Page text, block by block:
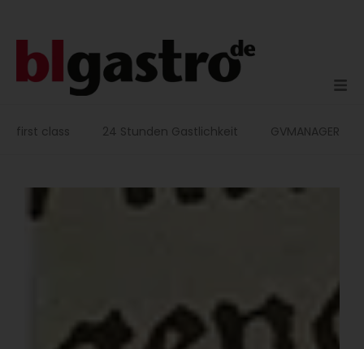
first class 24 Stunden Gastlichkeit GVMANAGER